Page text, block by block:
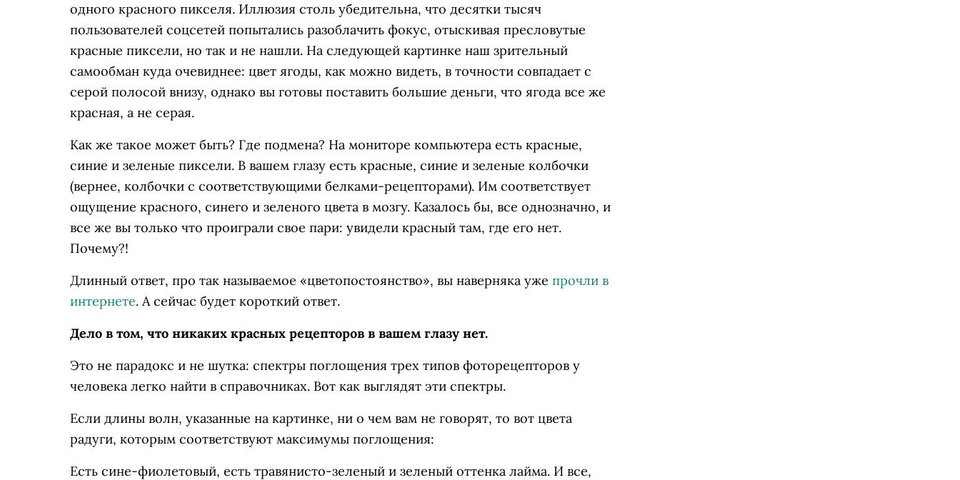
одного красного пикселя. Иллюзия столь убедительна, что десятки тысяч
пользователей соцсетей попытались разоблачить фокус, отыскивая пресловутые
красные пиксели, но так и не нашли. На следующей картинке наш зрительный
самообман куда очевиднее: цвет ягоды, как можно видеть, в точности совпадает с
серой полосой внизу, однако вы готовы поставить большие деньги, что ягода все же
красная, а не серая.
Как же такое может быть? Где подмена? На мониторе компьютера есть красные,
синие и зеленые пиксели. В вашем глазу есть красные, синие и зеленые колбочки
(вернее, колбочки с соответствующими белками-рецепторами). Им соответствует
ощущение красного, синего и зеленого цвета в мозгу. Казалось бы, все однозначно, и
все же вы только что проиграли свое пари: увидели красный там, где его нет.
Почему?!
Длинный ответ, про так называемое «цветопостоянство», вы наверняка уже прочли в
интернете. А сейчас будет короткий ответ.
Дело в том, что никаких красных рецепторов в вашем глазу нет.
Это не парадокс и не шутка: спектры поглощения трех типов фоторецепторов у
человека легко найти в справочниках. Вот как выглядят эти спектры.
Если длины волн, указанные на картинке, ни о чем вам не говорят, то вот цвета
радуги, которым соответствуют максимумы поглощения:
Есть сине-фиолетовый, есть травянисто-зеленый и зеленый оттенка лайма. И все,